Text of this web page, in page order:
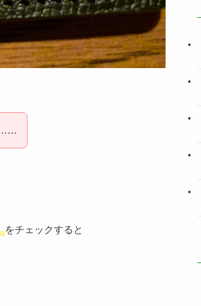
……
をチェックすると